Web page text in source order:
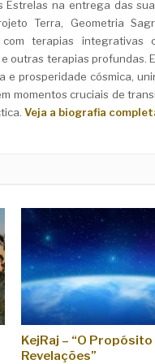
Estrelas na entrega das
Terra, Geometria
com terapias integrativas
outras terapias profundas.
e prosperidade cósmica,
momentos cruciais de
Veja a biografia
KejRaj – “O Propósito
Revelações”